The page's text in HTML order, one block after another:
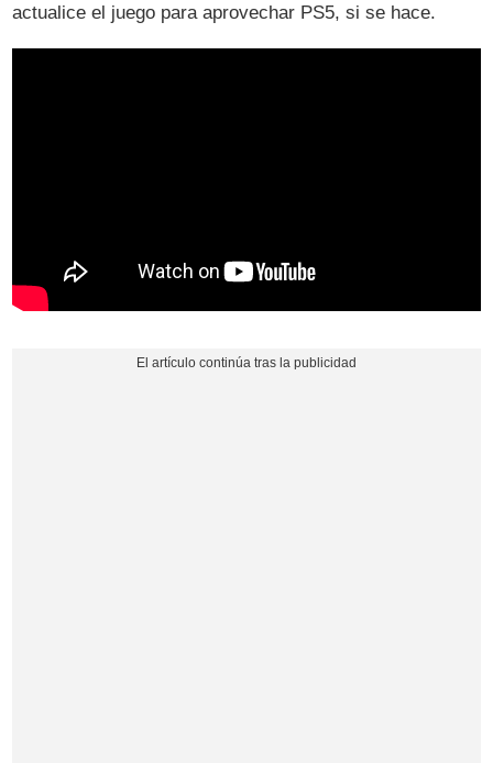
actualice el juego para aprovechar PS5, si se hace.